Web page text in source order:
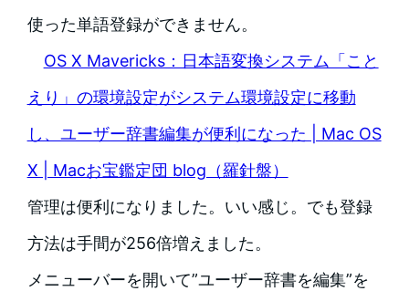
使った単語登録ができません。
OS X Mavericks：日本語変換システム「こと
えり」の環境設定がシステム環境設定に移動
し、ユーザー辞書編集が便利になった | Mac OS
X | Macお宝鑑定団 blog（羅針盤）
管理は便利になりました。いい感じ。でも登録
方法は手間が256倍増えました。
メニューバーを開いて”ユーザー辞書を編集”を